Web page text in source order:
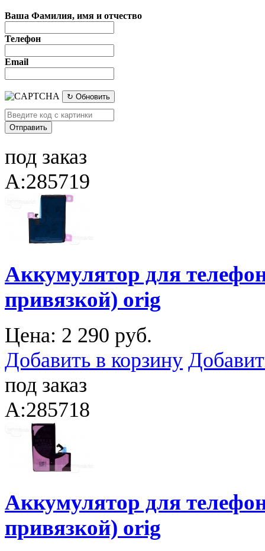
Ваша Фамилия, имя и отчество
Телефон
Email
↻ Обновить
под заказ
A:285719
Аккумулятор для
привязкой) orig
Цена: 2 290 руб.
Добавить в корзину
под заказ
A:285718
Аккумулятор для
привязкой) orig